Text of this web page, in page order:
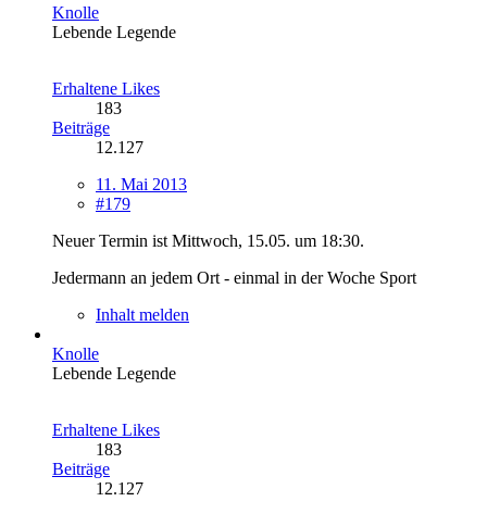
Knolle
Lebende Legende
Erhaltene Likes
183
Beiträge
12.127
11. Mai 2013
#179
Neuer Termin ist Mittwoch, 15.05. um 18:30.
Jedermann an jedem Ort - einmal in der Woche Sport
Inhalt melden
Knolle
Lebende Legende
Erhaltene Likes
183
Beiträge
12.127